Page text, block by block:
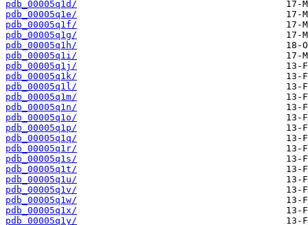
pdb_00005q1d/
pdb_00005q1e/
pdb_00005q1f/
pdb_00005q1g/
pdb_00005q1h/
pdb_00005q1i/
pdb_00005q1j/
pdb_00005q1k/
pdb_00005q1l/
pdb_00005q1m/
pdb_00005q1n/
pdb_00005q1o/
pdb_00005q1p/
pdb_00005q1q/
pdb_00005q1r/
pdb_00005q1s/
pdb_00005q1t/
pdb_00005q1u/
pdb_00005q1v/
pdb_00005q1w/
pdb_00005q1x/
pdb_00005q1y/